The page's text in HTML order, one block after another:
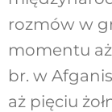
rozmów w
momentu
br. w
aż pięciu